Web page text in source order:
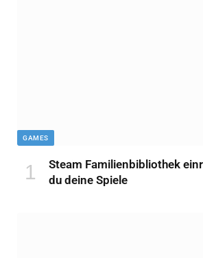
GAMES
Steam Familienbibliothek
du deine Spiele